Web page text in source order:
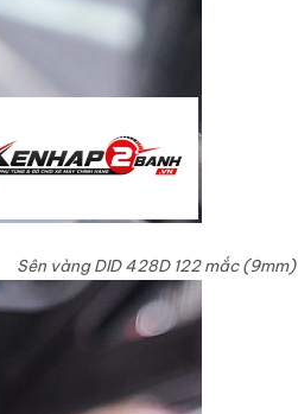
Sên vàng DID 428D 122 mắc (9mm)